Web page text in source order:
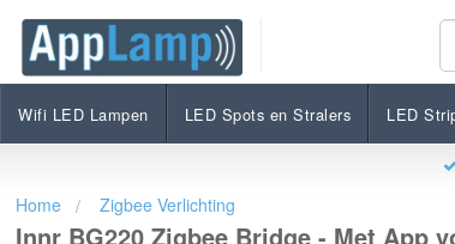
Wifi LED Lampen LED Spots en Stralers LED
Innr BG220 Zigbee Bridge - Met App voor
€38,95 Op voorraad
Home Zigbee Verlichting
Innr BG220 Zigbee Bridge - Met App